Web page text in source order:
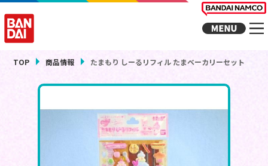
TOP 商品情報 たまもり しーるリフィル たまベーカリーセット